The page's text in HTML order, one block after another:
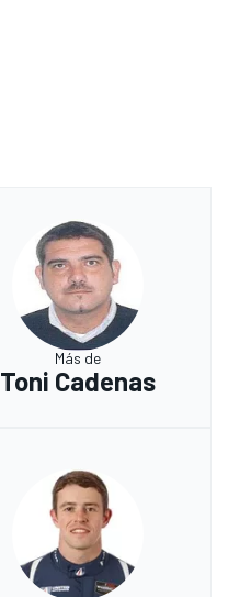
Más de
Toni Cadenas